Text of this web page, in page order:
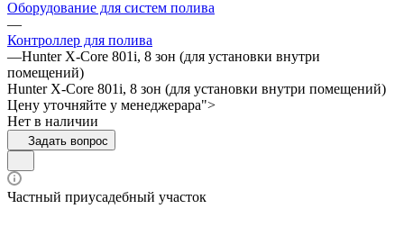
Оборудование для систем полива
—
Контроллер для полива
—Hunter X-Core 801i, 8 зон (для установки внутри
помещений)
Hunter X-Core 801i, 8 зон (для установки внутри помещений)
Цену уточняйте у менеджерара">
Нет в наличии
Задать вопрос
Частный приусадебный участок